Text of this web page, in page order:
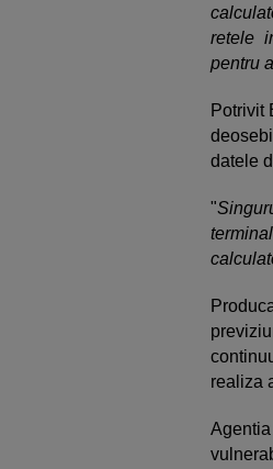
retele
pentru
Potrivit
datele
"
realiza